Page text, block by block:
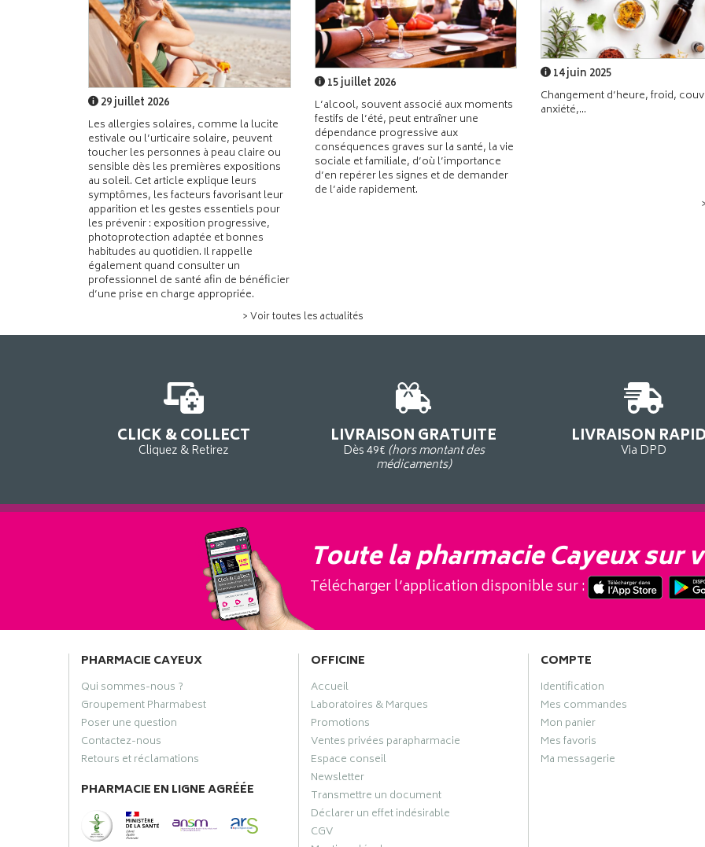
29 juillet 2026
Les allergies solaires, comme la lucite
estivale ou l’urticaire solaire, peuvent
toucher les personnes à peau claire ou
sensible dès les premières expositions
au soleil. Cet article explique leurs
symptômes, les facteurs favorisant leur
apparition et les gestes essentiels pour
les prévenir : exposition progressive,
photoprotection adaptée et bonnes
habitudes au quotidien. Il rappelle
également quand consulter un
professionnel de santé afin de bénéficier
d’une prise en charge appropriée.
15 juillet 2026
L’alcool, souvent associé aux moments
festifs de l’été, peut entraîner une
dépendance progressive aux
conséquences graves sur la santé, la vie
sociale et familiale, d’où l’importance
d’en repérer les signes et de demander
de l’aide rapidement.
> Voir toutes les actualités
14 juin 2025
Changement d’heure, froid,
anxiété,...
CLICK & COLLECT
Cliquez & Retirez
LIVRAISON GRATUITE
Dès 49€ (hors montant des
médicaments)
LIVRAISON
Via DPD
Toute la pharmacie Cayeux sur
Télécharger l’application disponible sur :
PHARMACIE CAYEUX
Qui sommes-nous ?
Groupement Pharmabest
Poser une question
Contactez-nous
Retours et réclamations
PHARMACIE EN LIGNE AGRÉÉE
OFFICINE
Accueil
Laboratoires & Marques
Promotions
Ventes privées parapharmacie
Espace conseil
Newsletter
Transmettre un document
Déclarer un effet indésirable
CGV
COMPTE
Identification
Mes commandes
Mon panier
Mes favoris
Ma messagerie